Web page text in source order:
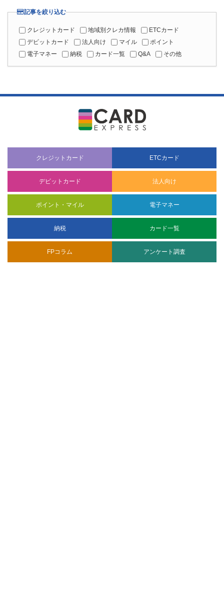
記事を絞り込む
クレジットカード 地域別クレカ情報
ETCカード
デビットカード
法人向け マイル
ポイント
電子マネー
納税 カード一覧 Q&A その他
クレジットカード ETCカード
デビットカード 法人向け
ポイント・マイル 電子マネー
納税 カード一覧
FPコラム アンケート調査